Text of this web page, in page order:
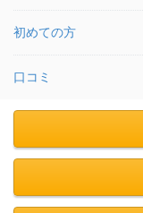
初めての方
口コミ